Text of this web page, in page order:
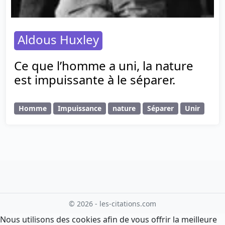
Aldous Huxley
Ce que l’homme a uni, la nature
est impuissante à le séparer.
Homme Impuissance nature Séparer Unir
© 2026 - les-citations.com
Nous utilisons des cookies afin de vous offrir la meilleure